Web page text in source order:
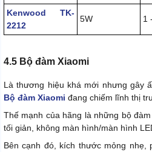
Kenwood TK-
2212
5W 1
4.5 Bộ đàm Xiaomi
Là thương hiệu khá mới nhưng gây
Bộ đàm Xiaomi đang chiếm lĩnh thị
Thế mạnh của hãng là những bộ
tối giản, không màn hình/màn hình
Bên cạnh đó, kích thước mỏng nhẹ,